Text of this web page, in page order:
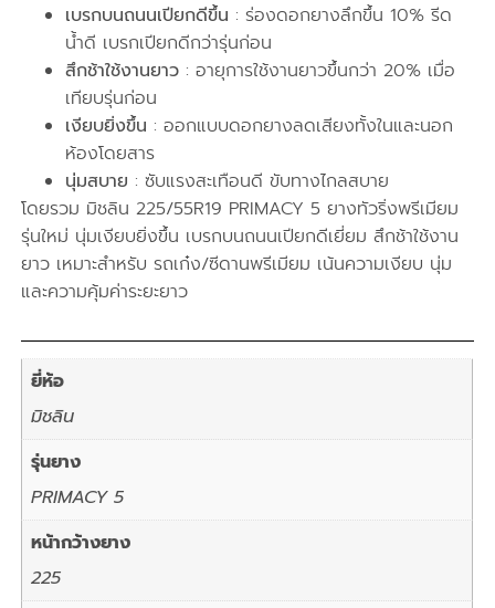
เบรกบนถนนเปียกดีขึ้น : ร่องดอกยางลึกขึ้น 10% รีด
น้ำดี เบรกเปียกดีกว่ารุ่นก่อน
สึกช้าใช้งานยาว : อายุการใช้งานยาวขึ้นกว่า 20% เมื่อ
เทียบรุ่นก่อน
เงียบยิ่งขึ้น : ออกแบบดอกยางลดเสียงทั้งในและนอก
ห้องโดยสาร
นุ่มสบาย : ซับแรงสะเทือนดี ขับทางไกลสบาย
โดยรวม มิชลิน 225/55R19 PRIMACY 5 ยางทัวริ่งพรีเมียม
รุ่นใหม่ นุ่มเงียบยิ่งขึ้น เบรกบนถนนเปียกดีเยี่ยม สึกช้าใช้งาน
ยาว เหมาะสำหรับ รถเก๋ง/ซีดานพรีเมียม เน้นความเงียบ นุ่ม
และความคุ้มค่าระยะยาว
ยี่ห้อ
มิชลิน
รุ่นยาง
PRIMACY 5
หน้ากว้างยาง
225